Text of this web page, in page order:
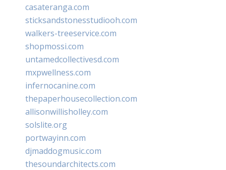
casateranga.com
sticksandstonesstudiooh.com
walkers-treeservice.com
shopmossi.com
untamedcollectivesd.com
mxpwellness.com
infernocanine.com
thepaperhousecollection.com
allisonwillisholley.com
solslite.org
portwayinn.com
djmaddogmusic.com
thesoundarchitects.com